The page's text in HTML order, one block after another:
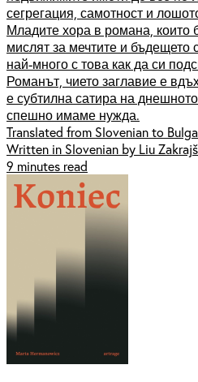
сегрегация, самотност и
Младите хора в романа, които
мислят за мечтите и бъдещето
най-много с това как да си
Романът, чието заглавие е
е субтилна сатира на
спешно имаме нужда.
Translated from Slovenian to
Written in Slovenian by Liu
9 minutes read